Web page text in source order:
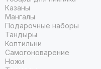
Казаны
Мангалы
Подарочные наборы
Тандыры
Коптильни
Самогоноварение
Ножи